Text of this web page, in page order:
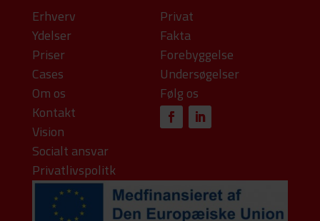
Erhverv
Ydelser
Priser
Cases
Privat
Fakta
Forebyggelse
Undersøgelser
Om os
Kontakt
Vision
Socialt ansvar
Privatlivspolitk
Følg os